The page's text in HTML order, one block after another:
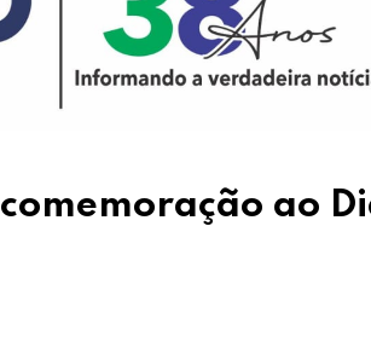
ao